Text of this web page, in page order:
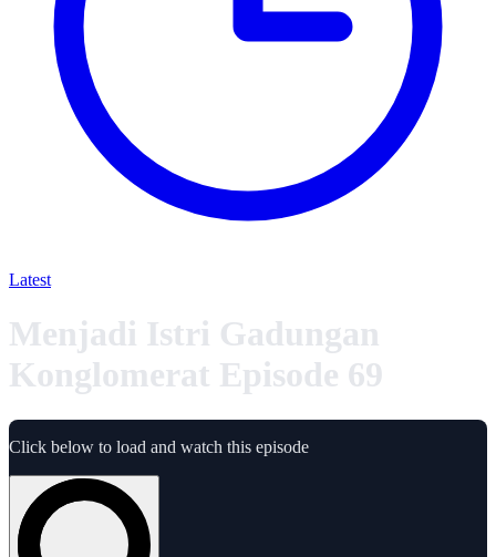
Latest
Menjadi Istri Gadungan
Konglomerat Episode 69
Click below to load and watch this episode